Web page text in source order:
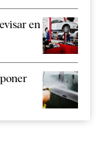
en